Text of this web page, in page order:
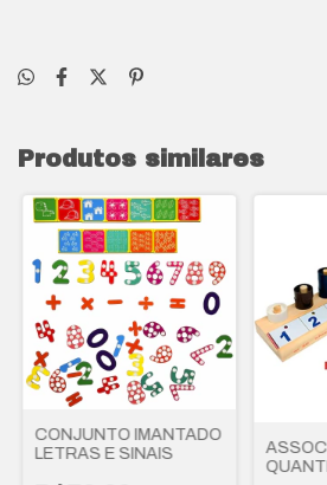
Produtos similares
CONJUNTO IMANTADO
LETRAS E SINAIS